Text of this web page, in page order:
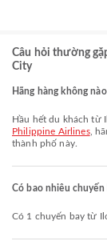
Câu hỏi thường
City
Hãng hàng không
Hầu hết du khách từ
Philippine Airlines,
thành phố này.
Có bao nhiêu
Có 1 chuyến bay từ